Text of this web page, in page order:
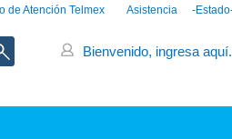
Asistencia
de Atención Telmex
Bienvenido, ingresa aquí.